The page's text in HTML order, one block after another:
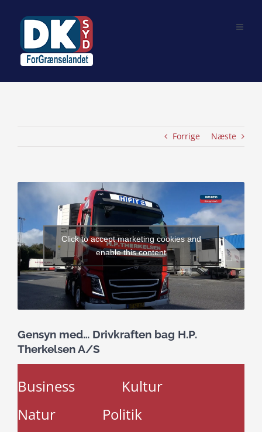
Forrige Næste
Image
Click to accept marketing cookies and
enable this content
Gensyn med… Drivkraften bag H.P.
Therkelsen A/S
Business
Kultur
Natur
Politik